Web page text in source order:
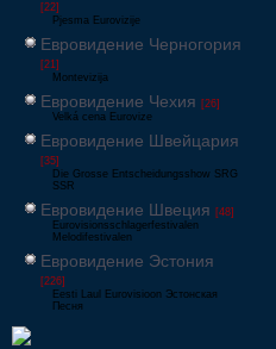
[22]
Pjesma Eurovizije
Евровидение Черногория
[21]
Montevizija
Евровидение Чехия [26]
Velká cena Eurovize
Евровидение Швейцария
[35]
Die Grosse Entscheidungsshow SRG
SSR
Евровидение Швеция [48]
Eurovisionsschlagerfestivalen
Melodifestivalen
Евровидение Эстония
[226]
Eesti Laul Eurovisioon Эстонская
Песня